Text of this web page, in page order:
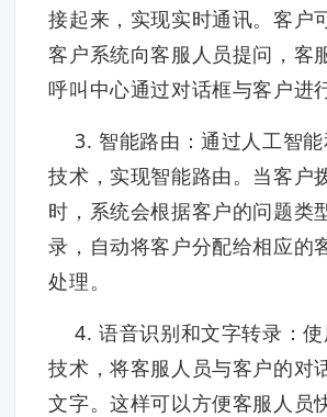
接起来，实现实时通讯。客户
客户系统向客服人员提问，客
呼叫中心通过对话框与客户进
3. 智能路由：通过人工智
技术，实现智能路由。当客户
时，系统会根据客户的问题类
录，自动将客户分配给相应的
处理。
4. 语音识别和文字转录：
技术，将客服人员与客户的对
文字。这样可以方便客服人员